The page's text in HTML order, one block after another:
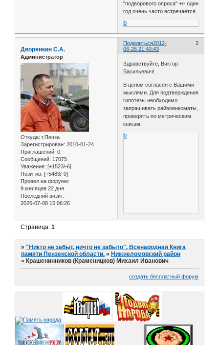
"подворового опроса" +/- один
год очень часто встречается.
0
Поделиться 2
2012-
06-26 21:40:43
Дворянкин С.А.
Администратор
Откуда: г.Пенза
Зарегистрирован: 2010-01-24
Приглашений: 0
Сообщений: 17075
Уважение: [+1523/-6]
Позитив: [+5483/-0]
Провел на форуме:
9 месяцев 22 дня
Последний визит:
2026-07-08 15:06:26
Здравствуйте, Виктор
Васильевич!
В целом согласен с Вашими
мыслями. Для подтверждения
гипотезы необходимо
запрашивать райвоенкоматы,
проверять по метрическим
книгам.
0
Страница:1
»"Никто не забыт, ничто не забыто". Всенародная Книга
памяти Пензенской области. » Нижнеломовский район
» Крашенинников (Краменицков) Михаил Иванович
создать бесплатный форум